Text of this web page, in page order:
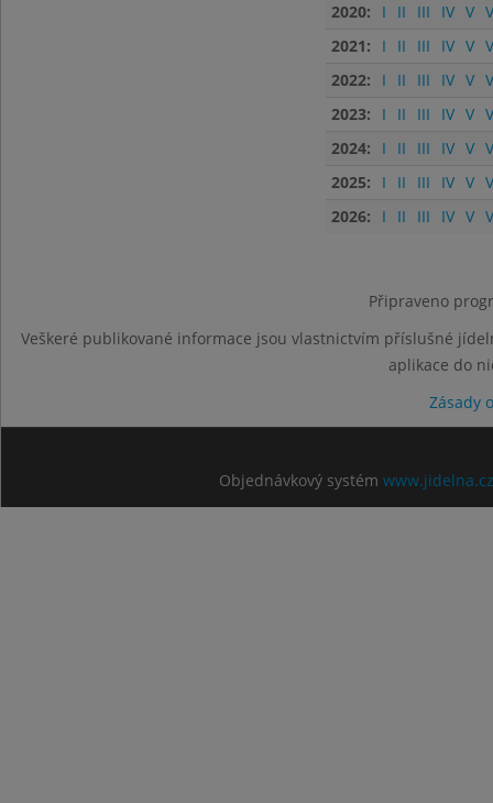
2020:
I II III IV V
2021:
I II III IV V
2022:
I II III IV V
2023:
I II III IV V
2024:
I II III IV V
2025:
I II III IV V
2026:
I II III IV V
Připraveno
Veškeré publikované informace jsou vlastnictvím příslušné
aplikace do
Zásady
Objednávkový systém www.jidelna.cz